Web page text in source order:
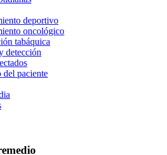
deportivo
oncológico
tabáquica
detección
del paciente